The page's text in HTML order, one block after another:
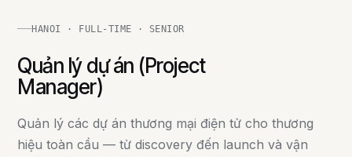
HANOI · FULL-TIME · SENIOR
Quản lý dự án (Project
Manager)
Quản lý các dự án thương mại điện tử cho thương
hiệu toàn cầu — từ discovery đến launch và vận